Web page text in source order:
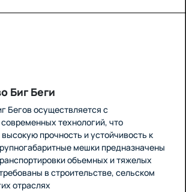
Биг Беги
Бегов осуществляется с
технологий, что
прочность и устойчивость к
мешки предназначены
объемных и тяжелых
в строительстве, сельском
отраслях